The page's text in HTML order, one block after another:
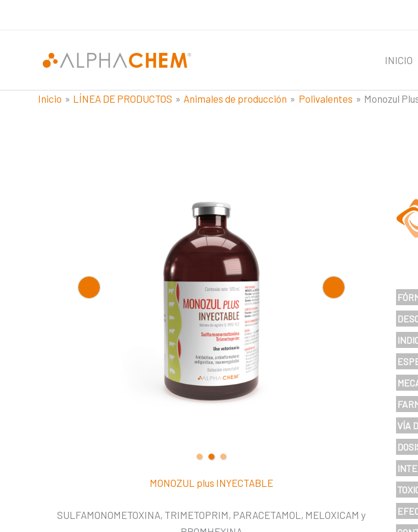
INICIO
Inicio LÍNEA DE PRODUCTOS Animales de producción Polivalentes Monozul
MONOZUL plus INYECTABLE
SULFAMONOMETOXINA, TRIMETOPRIM, PARACETAMOL, MELOXICAM y
VÍA